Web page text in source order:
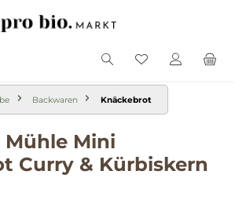
Backwaren Knäckebrot
Mühle Mini
Curry & Kürbiskern